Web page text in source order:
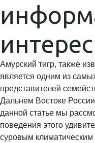
Амурский тигр, также
является одним из
представителей
Дальнем Востоке
данной статье мы
поведения этого
суровым климатическим